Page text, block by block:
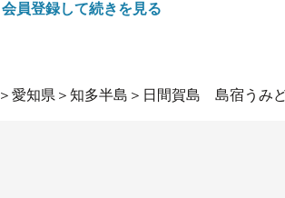
会員登録して続きを見る
＞ 愛知県 ＞ 知多半島 ＞ 日間賀島 島宿うみ